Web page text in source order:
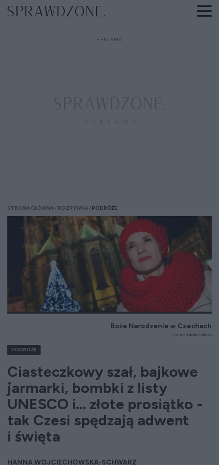
STRONA GŁÓWNA ROZRYWKA PODRÓŻE
Boże Narodzenie w Czechach
Fot. fot. David Marvan
PODRÓŻE
Ciasteczkowy szał, bajkowe
jarmarki, bombki z listy
UNESCO i... złote prosiątko -
tak Czesi spędzają adwent
i święta
HANNA WOJCIECHOWSKA-SCHWARZ